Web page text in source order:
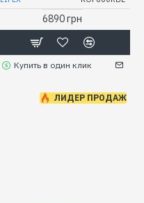
6890 грн
Купить в один клик
ЛИДЕР ПРОДАЖ